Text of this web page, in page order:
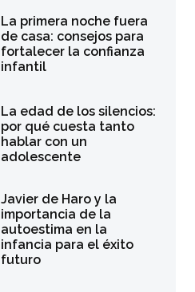
La primera noche fuera
de casa: consejos para
fortalecer la confianza
infantil
La edad de los silencios:
por qué cuesta tanto
hablar con un
adolescente
Javier de Haro y la
importancia de la
autoestima en la
infancia para el éxito
futuro